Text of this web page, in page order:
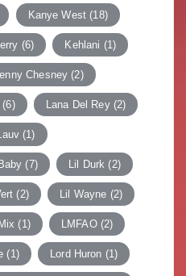
Kanye West (18)
(6) Kehlani (1)
Chesney (2)
(6) Lana Del Rey(2)
(1)
(7) Lil Durk (2)
(2) Lil Wayne (2)
(1) LMFAO(2)
(1) Lord Huron (1)